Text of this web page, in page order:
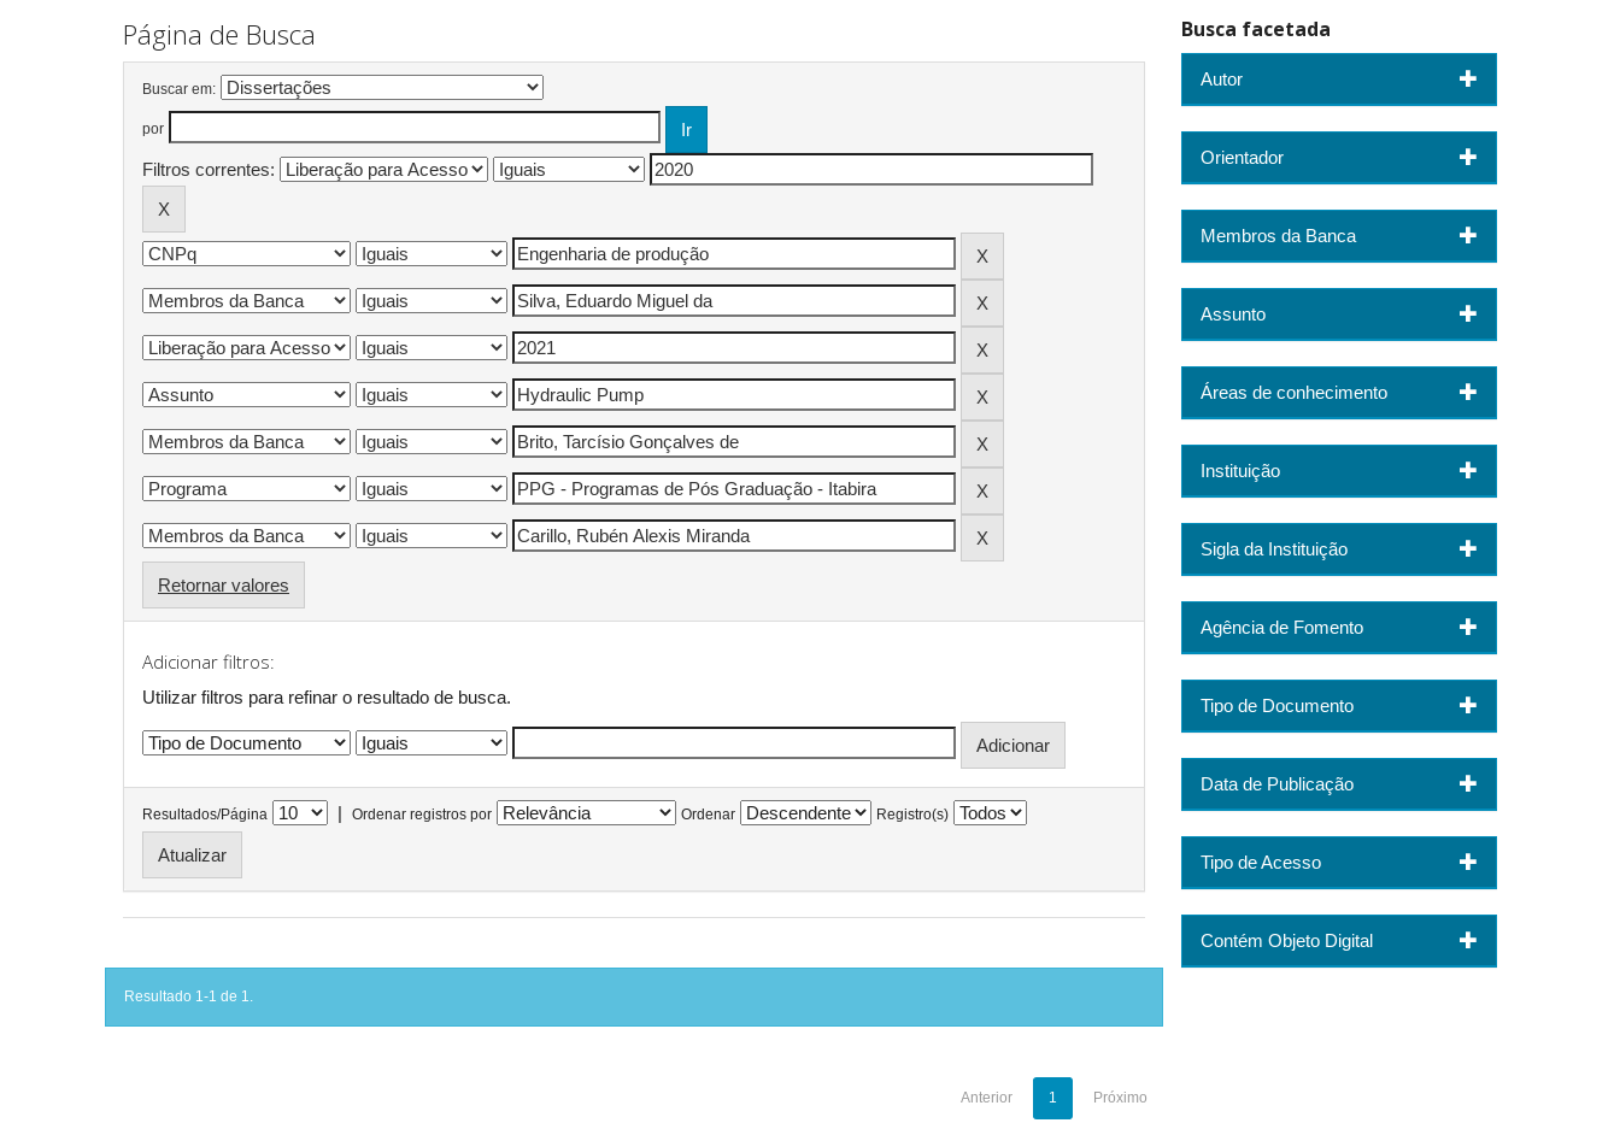
Página de Busca
Buscar em:
por
Filtros correntes:
Retornar valores
Adicionar filtros:
Utilizar filtros para refinar o resultado de busca.
Resultados/Página | Ordenar registros por Ordenar Registro(s)
Resultado 1-1 de 1.
Anterior 1 Próximo
Busca facetada
Autor
Orientador
Membros da Banca
Assunto
Áreas de conhecimento
Instituição
Sigla da Instituição
Agência de Fomento
Tipo de Documento
Data de Publicação
Tipo de Acesso
Contém Objeto Digital